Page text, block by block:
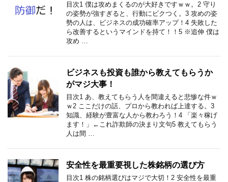
目次1 僕は攻めまくるのが大好きですｗｗ。2 守り
の姿勢が強すぎると、行動にビクつく。3 攻めの姿
勢の人は、ビジネスの成功確率アップ！4 失敗した
ら改善するというマインドを持て！！5 ※追伸 僕は
攻め …
ビジネスも投資も誰から教えてもらうか
がマジ大事！
目次1 あ、教えてもらう人を間違えると悲惨な件ｗ
ｗ2 ここだけの話、プロから教われば上達する。3
知識、経験が豊富な人から教わろう！4 「楽々稼げ
ます！」←これ詐欺師の決まり文句5 教えてもらう
人は間 …
安全性を最重要視した株銘柄の選び方
目次1 株の銘柄選びはマジで大切！2 安全性を最重